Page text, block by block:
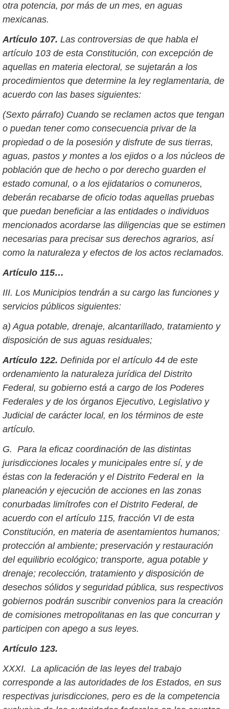
otra potencia, por más de un mes, en aguas
mexicanas.
Artículo 107. Las controversias de que habla el
artículo 103 de esta Constitución, con excepción de
aquellas en materia electoral, se sujetarán a los
procedimientos que determine la ley reglamentaria, de
acuerdo con las bases siguientes:
(Sexto párrafo) Cuando se reclamen actos que tengan
o puedan tener como consecuencia privar de la
propiedad o de la posesión y disfrute de sus tierras,
aguas, pastos y montes a los ejidos o a los núcleos de
población que de hecho o por derecho guarden el
estado comunal, o a los ejidatarios o comuneros,
deberán recabarse de oficio todas aquellas pruebas
que puedan beneficiar a las entidades o individuos
mencionados acordarse las diligencias que se estimen
necesarias para precisar sus derechos agrarios, así
como la naturaleza y efectos de los actos reclamados.
Artículo 115…
III. Los Municipios tendrán a su cargo las funciones y
servicios públicos siguientes:
a) Agua potable, drenaje, alcantarillado, tratamiento y
disposición de sus aguas residuales;
Artículo 122. Definida por el artículo 44 de este
ordenamiento la naturaleza jurídica del Distrito
Federal, su gobierno está a cargo de los Poderes
Federales y de los órganos Ejecutivo, Legislativo y
Judicial de carácter local, en los términos de este
artículo.
G. Para la eficaz coordinación de las distintas
jurisdicciones locales y municipales entre sí, y de
éstas con la federación y el Distrito Federal en la
planeación y ejecución de acciones en las zonas
conurbadas limítrofes con el Distrito Federal, de
acuerdo con el artículo 115, fracción VI de esta
Constitución, en materia de asentamientos humanos;
protección al ambiente; preservación y restauración
del equilibrio ecológico; transporte, agua potable y
drenaje; recolección, tratamiento y disposición de
desechos sólidos y seguridad pública, sus respectivos
gobiernos podrán suscribir convenios para la creación
de comisiones metropolitanas en las que concurran y
participen con apego a sus leyes.
Artículo 123.
XXXI. La aplicación de las leyes del trabajo
corresponde a las autoridades de los Estados, en sus
respectivas jurisdicciones, pero es de la competencia